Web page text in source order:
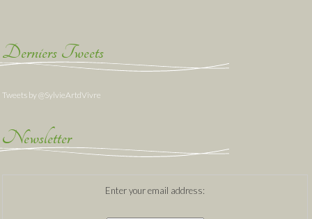
Derniers Tweets
Tweets by @SylvieArtdVivre
Newsletter
Enter your email address: